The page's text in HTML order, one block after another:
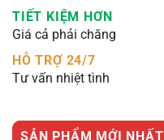
TIẾT KIỆM HƠN
Giá cả phải chăng
HỖ TRỢ 24/7
Tư vấn nhiệt tình
SẢN PHẨM MỚI NHẤT